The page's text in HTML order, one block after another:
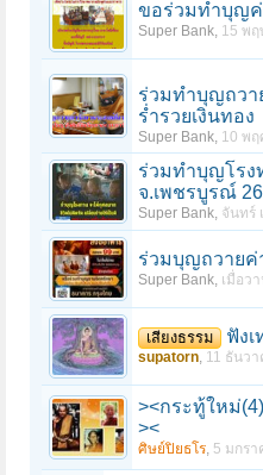
ขอร่วมทำบุญค่
Super Bank, 15 พ
ร่วมทำบุญถวา
ร่ำรวยเงินทอง
Super Bank, 10 พ
ร่วมทําบุญโรง
จ.เพชรบูรณ์
Super Bank, จันทร์
ร่วมบุญถวายค่
Super Bank, เมื่อว
เสียงธรรม ฟัง
supatorn, 11 ธันว
><กระทู้ใหม่
><
ศิษย์ปิยธโร, 5 มกรา